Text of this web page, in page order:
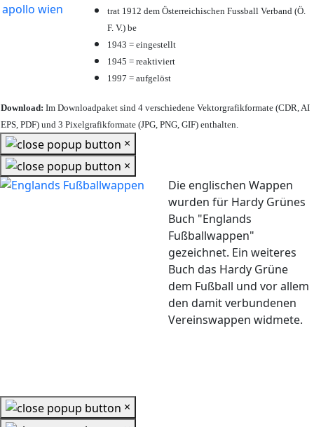
trat 1912 dem Österreichischen Fussball Verband (Ö.
F. V.) be
1943 = eingestellt
1945 = reaktiviert
1997 = aufgelöst
Download: Im Downloadpaket sind 4 verschiedene Vektorgrafikformate (CDR, AI
EPS, PDF) und 3 Pixelgrafikformate (JPG, PNG, GIF) enthalten.
×
×
Die englischen Wappen
wurden für Hardy Grünes
Buch "Englands
Fußballwappen"
gezeichnet. Ein weiteres
Buch das Hardy Grüne
dem Fußball und vor allem
den damit verbundenen
Vereinswappen widmete.
×